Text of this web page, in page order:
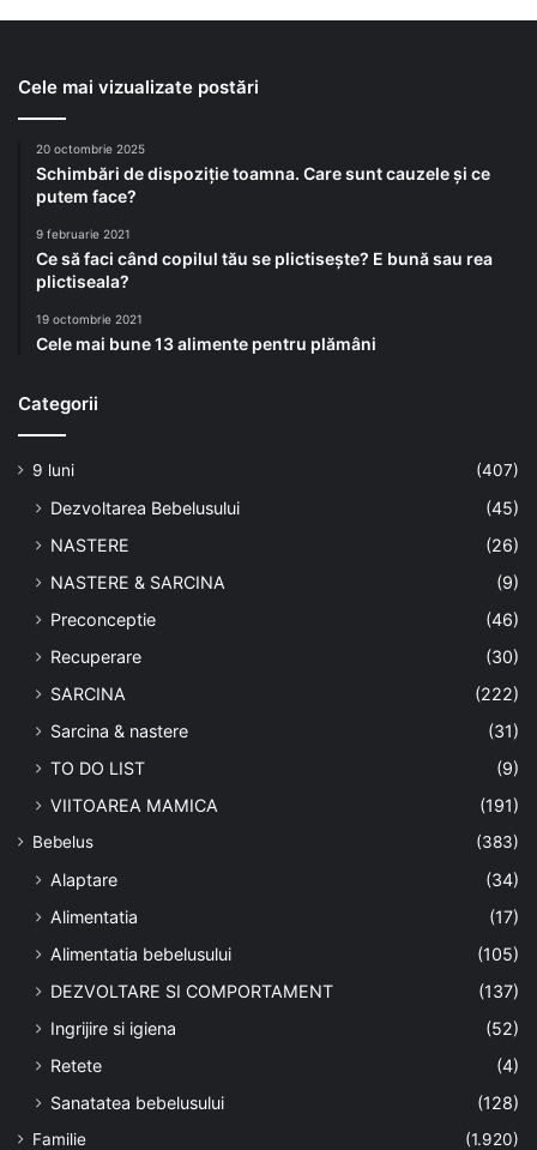
Cele mai vizualizate postări
20 octombrie 2025
Schimbări de dispoziție toamna. Care sunt cauzele și ce
putem face?
9 februarie 2021
Ce să faci când copilul tău se plictisește? E bună sau rea
plictiseala?
19 octombrie 2021
Cele mai bune 13 alimente pentru plămâni
Categorii
9 luni (407)
Dezvoltarea Bebelusului
(45)
NASTERE
(26)
NASTERE & SARCINA
(9)
Preconceptie
(46)
Recuperare
(30)
SARCINA
(222)
Sarcina & nastere
(31)
TO DO LIST
(9)
VIITOAREA MAMICA
(191)
Bebelus (383)
Alaptare
(34)
Alimentatia
(17)
Alimentatia bebelusului
(105)
DEZVOLTARE SI COMPORTAMENT
(137)
Ingrijire si igiena
(52)
Retete
(4)
Sanatatea bebelusului
(128)
Familie (1.920)